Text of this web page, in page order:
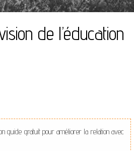
de l’éducation
guide gratuit pour améliorer la relation avec